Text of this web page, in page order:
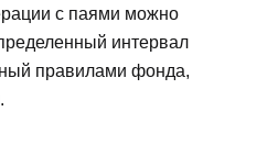
с паями можно
интервал
правилами фонда,